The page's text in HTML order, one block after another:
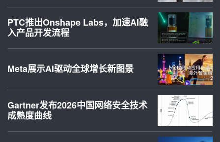
PTC推出Onshape Labs，加速AI融
入产品开发流程
Meta展示AI驱动全球增长新图景
Gartner发布2026中国网络安全技术
成熟度曲线